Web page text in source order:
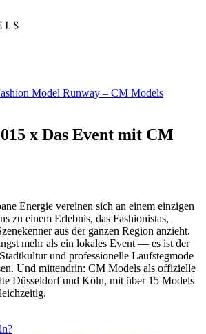
x Das Event mit CM
Energie vereinen sich an einem einzigen
zu einem Erlebnis, das Fashionistas,
aus der ganzen Region anzieht.
mehr als ein lokales Event — es ist der
und professionelle Laufstegmode
Und mittendrin: CM Models als offizielle
Düsseldorf und Köln, mit über 15 Models